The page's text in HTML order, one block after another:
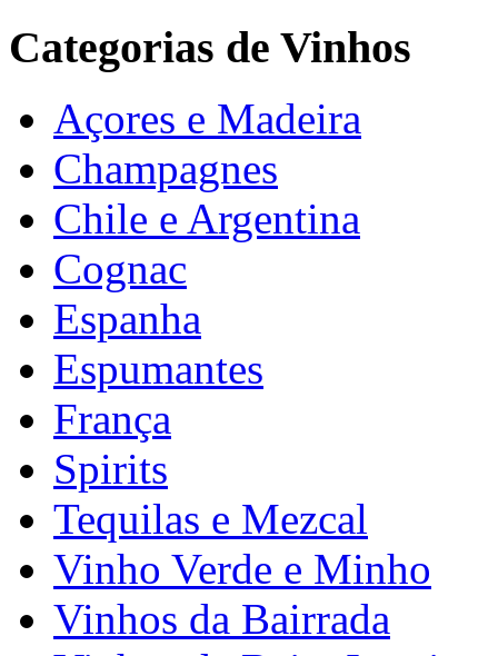
Categorias de Vinhos
Açores e Madeira
Champagnes
Chile e Argentina
Cognac
Espanha
Espumantes
França
Spirits
Tequilas e Mezcal
Vinho Verde e Minho
Vinhos da Bairrada